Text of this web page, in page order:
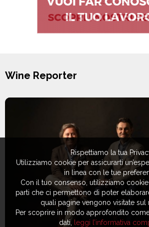
Wine Reporter
Rispettiamo la tua
Utilizziamo cookie per assicurarti
in linea con le tue
Con il tuo consenso, utilizziamo
parti che ci permettono di poter
quali pagine vengono visitate sul
Per scoprire in modo approfondito
dati,
leggi l’informativa